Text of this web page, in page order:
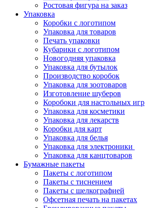
Ростовая фигура на заказ
Упаковка
Коробки с логотипом
Упаковка для товаров
Печать упаковки
Кубарики с логотипом
Новогодняя упаковка
Упаковка для бутылок
Производство коробок
Упаковка для зоотоваров
Изготовление шуберов
Коробоки для настольных игр
Упаковка для косметики
Упаковка для лекарств
Коробки для карт
Упаковка для белья
Упаковка для электроники
Упаковка для канцтоваров
Бумажные пакеты
Пакеты с логотипом
Пакеты с тиснением
Пакеты с шелкографией
Офсетная печать на пакетах